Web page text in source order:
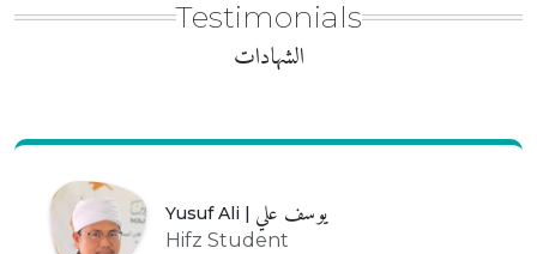
Testimonials
الشهادات
Yusuf Ali | يوسف علي
Hifz Student